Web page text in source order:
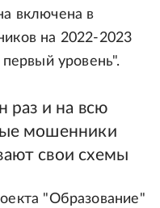
включена в
на 2022-2023
уровень".
раз и на всю
мошенники
свои схемы
"Образование"